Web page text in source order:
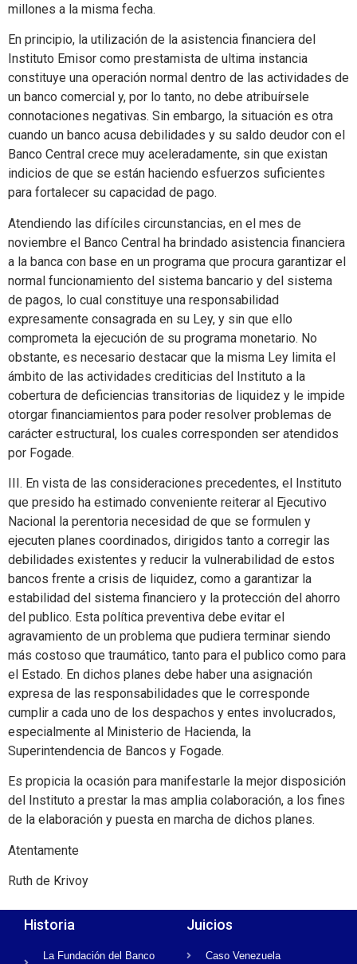
millones a la misma fecha.
En principio, la utilización de la asistencia financiera del
Instituto Emisor como prestamista de ultima instancia
constituye una operación normal dentro de las actividades de
un banco comercial y, por lo tanto, no debe atribuírsele
connotaciones negativas. Sin embargo, la situación es otra
cuando un banco acusa debilidades y su saldo deudor con el
Banco Central crece muy aceleradamente, sin que existan
indicios de que se están haciendo esfuerzos suficientes
para fortalecer su capacidad de pago.
Atendiendo las difíciles circunstancias, en el mes de
noviembre el Banco Central ha brindado asistencia financiera
a la banca con base en un programa que procura garantizar el
normal funcionamiento del sistema bancario y del sistema
de pagos, lo cual constituye una responsabilidad
expresamente consagrada en su Ley, y sin que ello
comprometa la ejecución de su programa monetario. No
obstante, es necesario destacar que la misma Ley limita el
ámbito de las actividades crediticias del Instituto a la
cobertura de deficiencias transitorias de liquidez y le impide
otorgar financiamientos para poder resolver problemas de
carácter estructural, los cuales corresponden ser atendidos
por Fogade.
III. En vista de las consideraciones precedentes, el Instituto
que presido ha estimado conveniente reiterar al Ejecutivo
Nacional la perentoria necesidad de que se formulen y
ejecuten planes coordinados, dirigidos tanto a corregir las
debilidades existentes y reducir la vulnerabilidad de estos
bancos frente a crisis de liquidez, como a garantizar la
estabilidad del sistema financiero y la protección del ahorro
del publico. Esta política preventiva debe evitar el
agravamiento de un problema que pudiera terminar siendo
más costoso que traumático, tanto para el publico como para
el Estado. En dichos planes debe haber una asignación
expresa de las responsabilidades que le corresponde
cumplir a cada uno de los despachos y entes involucrados,
especialmente al Ministerio de Hacienda, la
Superintendencia de Bancos y Fogade.
Es propicia la ocasión para manifestarle la mejor disposición
del Instituto a prestar la mas amplia colaboración, a los fines
de la elaboración y puesta en marcha de dichos planes.
Atentamente
Ruth de Krivoy
Historia
La Fundación del Banco
Juicios
Caso Venezuela